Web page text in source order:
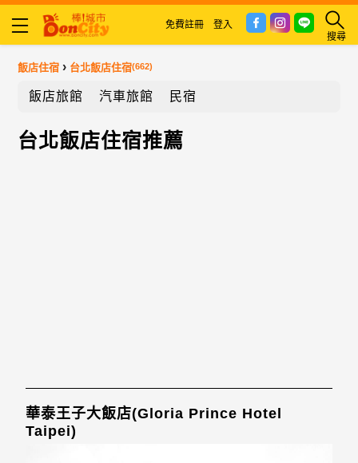
搜尋
免費註冊 登入
飯店住宿 › 台北飯店住宿(662)
飯店旅館 汽車旅館 民宿
台北飯店住宿推薦
華泰王子大飯店(Gloria Prince Hotel
Taipei)